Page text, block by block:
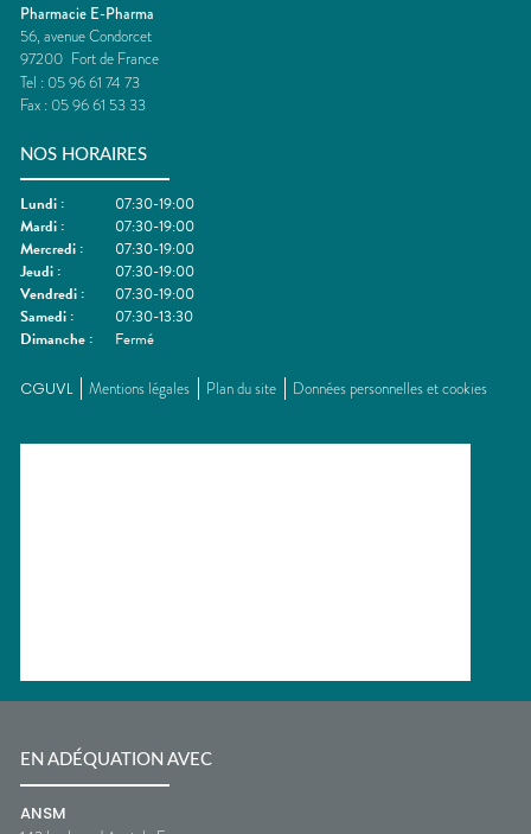
Pharmacie E-Pharma
56, avenue Condorcet
97200 Fort de France
Tel : 05 96 61 74 73
Fax : 05 96 61 53 33
NOS HORAIRES
Lundi :
07:30-19:00
Mardi :
07:30-19:00
Mercredi :
07:30-19:00
Jeudi :
07:30-19:00
Vendredi :
07:30-19:00
Samedi :
07:30-13:30
Dimanche : Fermé
CGUVL Mentions légales Plan du site Données personnelles et cookies
EN ADÉQUATION AVEC
ANSM